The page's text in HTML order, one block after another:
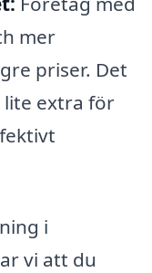
mer
priser. Det
extra för
i
vi att du